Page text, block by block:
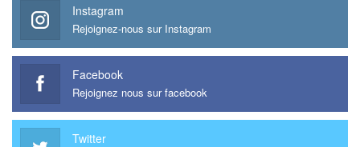
Instagram
Rejoignez-nous sur Instagram
Facebook
Rejoignez nous sur facebook
Twitter